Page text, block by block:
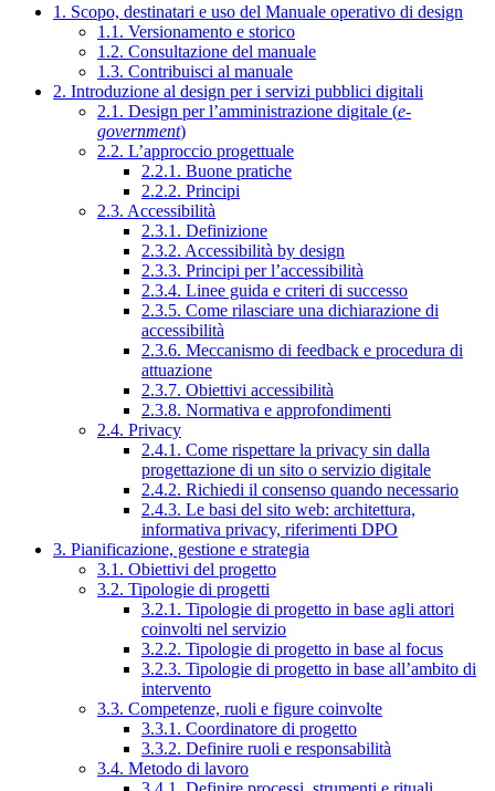
1. Scopo, destinatari e uso del Manuale operativo di design
1.1. Versionamento e storico
1.2. Consultazione del manuale
1.3. Contribuisci al manuale
2. Introduzione al design per i servizi pubblici digitali
2.1. Design per l’amministrazione digitale (e-
government)
2.2. L’approccio progettuale
2.2.1. Buone pratiche
2.2.2. Principi
2.3. Accessibilità
2.3.1. Definizione
2.3.2. Accessibilità by design
2.3.3. Principi per l’accessibilità
2.3.4. Linee guida e criteri di successo
2.3.5. Come rilasciare una dichiarazione di
accessibilità
2.3.6. Meccanismo di feedback e procedura di
attuazione
2.3.7. Obiettivi accessibilità
2.3.8. Normativa e approfondimenti
2.4. Privacy
2.4.1. Come rispettare la privacy sin dalla
progettazione di un sito o servizio digitale
2.4.2. Richiedi il consenso quando necessario
2.4.3. Le basi del sito web: architettura,
informativa privacy, riferimenti DPO
3. Pianificazione, gestione e strategia
3.1. Obiettivi del progetto
3.2. Tipologie di progetti
3.2.1. Tipologie di progetto in base agli attori
coinvolti nel servizio
3.2.2. Tipologie di progetto in base al focus
3.2.3. Tipologie di progetto in base all’ambito di
intervento
3.3. Competenze, ruoli e figure coinvolte
3.3.1. Coordinatore di progetto
3.3.2. Definire ruoli e responsabilità
3.4. Metodo di lavoro